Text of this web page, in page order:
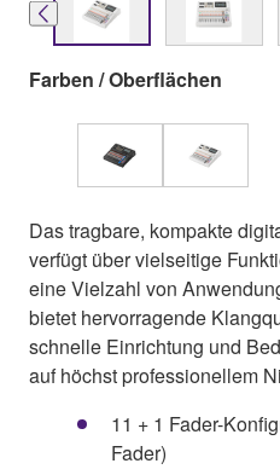
Farben / Oberflächen
Das tragbare, kompakte
verfügt über vielseitige
eine Vielzahl von
bietet hervorragende
schnelle Einrichtung und
auf höchst professionellem
11 + 1 Fader-
Fader)